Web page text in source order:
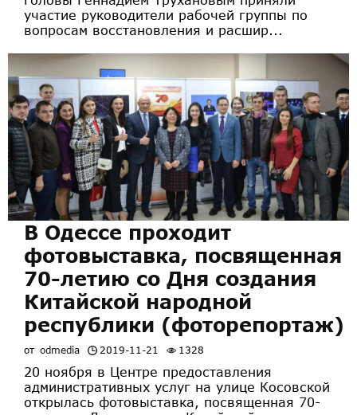
участие руководители рабочей группы по
вопросам восстановления и расшир...
В Одессе проходит
фотовыставка, посвященная
70-летию со Дня создания
Китайской народной
республики (фоторепортаж)
от odmedia 2019-11-21 1328
20 ноября в Центре предоставления
административных услуг на улице Косовской
открылась фотовыставка, посвященная 70-